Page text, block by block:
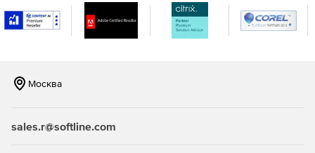
Анализ прошлых тенденций активности
пользователей и нагрузок на сеть.
Москва
sales.r@softline.com